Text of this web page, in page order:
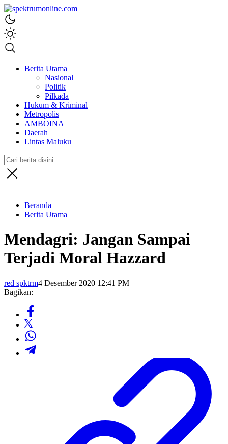
spektrumonline.com
Berita Utama
Nasional
Politik
Pilkada
Hukum & Kriminal
Metropolis
AMBOINA
Daerah
Lintas Maluku
Beranda
Berita Utama
Mendagri: Jangan Sampai
Terjadi Moral Hazzard
red spktrm4 Desember 2020 12:41 PM
Bagikan: